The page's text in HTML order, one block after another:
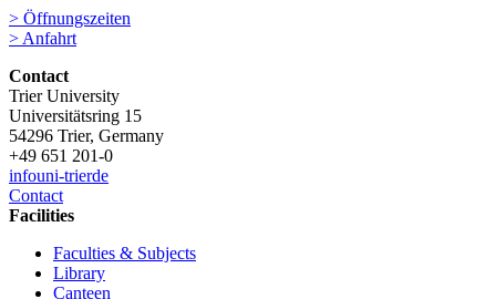
> Öffnungszeiten
> Anfahrt
Contact
Trier University
Universitätsring 15
54296 Trier, Germany
+49 651 201-0
infouni-trierde
Contact
Facilities
Faculties & Subjects
Library
Canteen